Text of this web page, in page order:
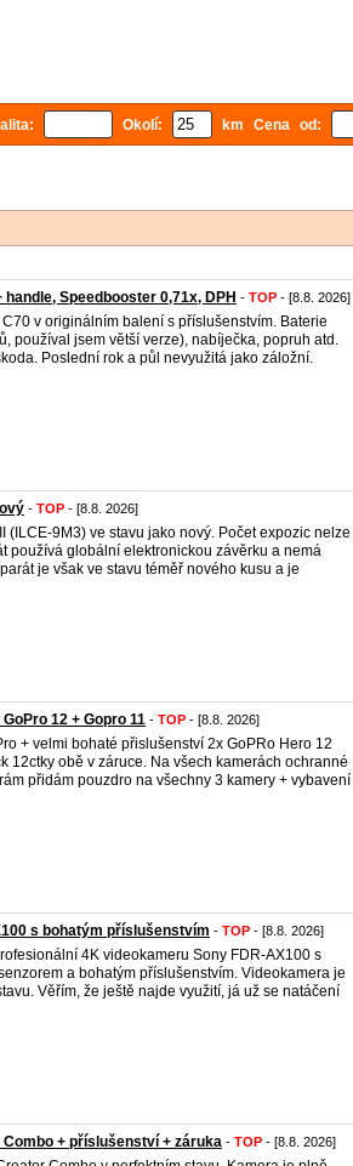
Okolí: km Cena od:
Speedbooster 0,71x, DPH - TOP - [8.8. 2026]
v originálním balení s příslušenstvím. Baterie
používal jsem větší verze), nabíječka, popruh atd.
Poslední rok a půl nevyužitá jako záložní.
- TOP - [8.8. 2026]
(ILCE-9M3) ve stavu jako nový. Počet expozic nelze
používá globální elektronickou závěrku a nemá
je však ve stavu téměř nového kusu a je
12 + Gopro 11 - TOP - [8.8. 2026]
+ velmi bohaté přislušenství 2x GoPRo Hero 12
12ctky obě v záruce. Na všech kamerách ochranné
přidám pouzdro na všechny 3 kamery + vybavení
s bohatým příslušenstvím - TOP - [8.8. 2026]
4K videokameru Sony FDR-AX100 s
a bohatým příslušenstvím. Videokamera je
Věřím, že ještě najde využití, já už se natáčení
+ příslušenství + záruka - TOP - [8.8. 2026]